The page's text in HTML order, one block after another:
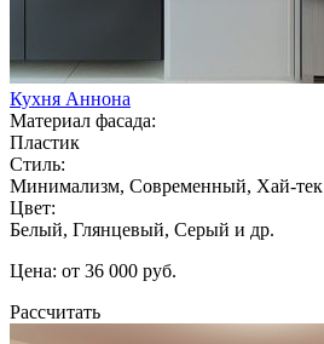
Кухня Аннона
Материал фасада:
Пластик
Стиль:
Минимализм, Современный, Хай-тек
Цвет:
Белый, Глянцевый, Серый и др.
Цена: от 36 000 руб.
Рассчитать